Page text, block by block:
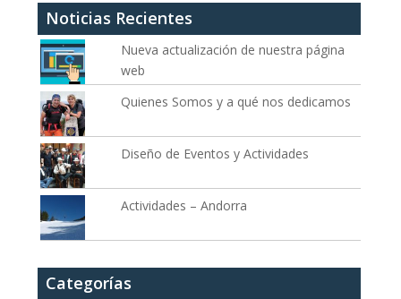
Noticias Recientes
Nueva actualización de nuestra página
web
Quienes Somos y a qué nos dedicamos
Diseño de Eventos y Actividades
Actividades – Andorra
Categorías